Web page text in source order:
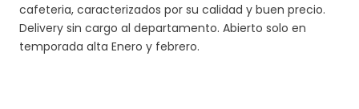
cafeteria, caracterizados por su calidad y buen precio.
Delivery sin cargo al departamento. Abierto solo en
temporada alta Enero y febrero.